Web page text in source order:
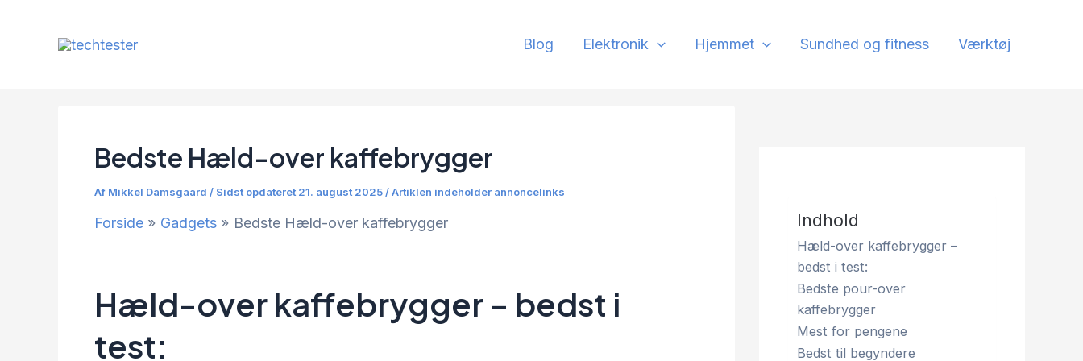
Blog Elektronik Hjemmet Sundhed og fitness Værktøj
Bedste Hæld-over kaffebrygger
Af Mikkel Damsgaard / Sidst opdateret 21. august 2025 / Artiklen indeholder annoncelinks
Forside Gadgets Bedste Hæld-over kaffebrygger
Hæld-over kaffebrygger – bedst i
test:
Indhold
Hæld-over kaffebrygger –
bedst i test:
Bedste pour-over
kaffebrygger
Mest for pengene
Bedst til begyndere